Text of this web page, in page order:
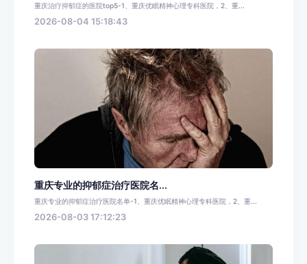
重庆治疗抑郁症的医院top5-1、重庆优眠精神心理专科医院，2、重...
2026-08-04 15:18:43
重庆专业的抑郁症治疗医院名...
重庆专业的抑郁症治疗医院名单-1、重庆优眠精神心理专科医院，2、重...
2026-08-03 17:12:23